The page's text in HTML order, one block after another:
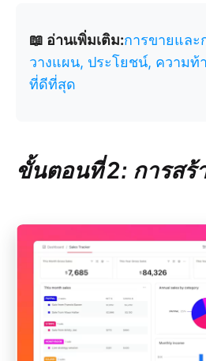
📖 อ่านเพิ่มเติม:การขายและ
วางแผน, ประโยชน์, ความท้
ที่ดีที่สุด
ขั้นตอนที่ 2: การสร้